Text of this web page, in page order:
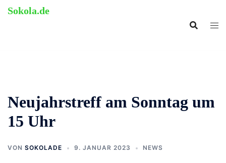
ZumSokola.de
Neujahrstreff am Sonntag um
15 Uhr
VON SOKOLADE 9. JANUAR 2023 NEWS